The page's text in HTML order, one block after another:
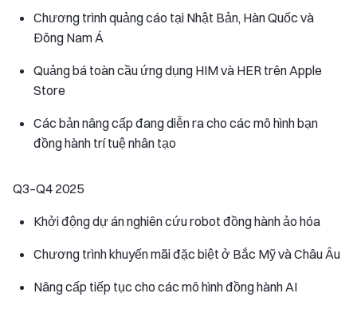
Chương trình quảng cáo tại Nhật Bản, Hàn Quốc và
Đông Nam Á
Quảng bá toàn cầu ứng dụng HIM và HER trên Apple
Store
Các bản nâng cấp đang diễn ra cho các mô hình bạn
đồng hành trí tuệ nhân tạo
Q3–Q4 2025
Khởi động dự án nghiên cứu robot đồng hành ảo hóa
Chương trình khuyến mãi đặc biệt ở Bắc Mỹ và Châu Âu
Nâng cấp tiếp tục cho các mô hình đồng hành AI